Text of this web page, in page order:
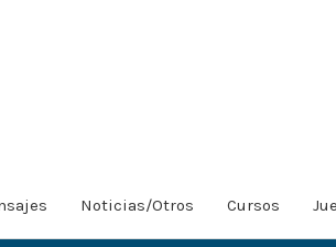
Noticias/Otros Cursos